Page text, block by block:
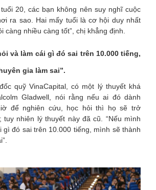
20, các bạn không nên suy nghĩ cuộc
ra sao. Hai mấy tuổi là cơ hội duy nhất
càng nhiều càng tốt”, chị khẳng định.
và làm cái gì đó sai trên 10.000 tiếng,
gia làm sai”.
quỹ VinaCapital, có một lý thuyết khá
Gladwell, nói rằng nếu ai đó dành
để nghiên cứu, học hỏi thì họ sẽ trở
tuy nhiên lý thuyết này đã cũ. “Nếu mình
gì đó sai trên 10.000 tiếng, mình sẽ thành